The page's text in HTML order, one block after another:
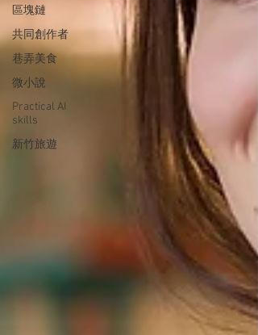
區塊鏈
共同創作者
巷弄美食
微小說
Practical AI
skills
新竹旅遊